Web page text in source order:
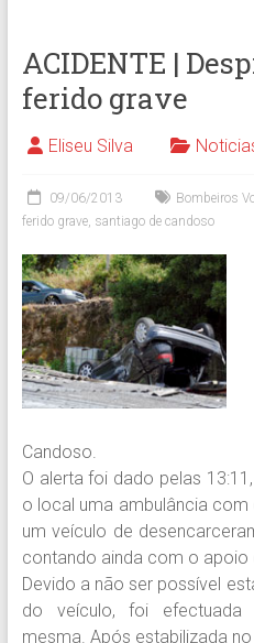
ACIDENTE |
ferido grave
Eliseu Silva
09/06/2013 Bombeiros
ferido grave, santiago de candoso
Candoso.
O alerta foi dado pelas
o local uma ambulância
um veículo de
contando ainda com o apoio
Devido a não ser possível
do veículo, foi
mesma. Após estabilizada